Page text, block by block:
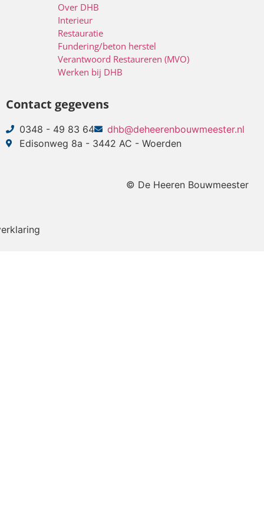
Over DHB
Interieur
Restauratie
Fundering/beton herstel
Verantwoord Restaureren (MVO)
Werken bij DHB
Contact gegevens
0348 - 49 83 64
dhb@deheerenbouwmeester.nl
Edisonweg 8a - 3442 AC - Woerden
© De Heeren Bouwmeester